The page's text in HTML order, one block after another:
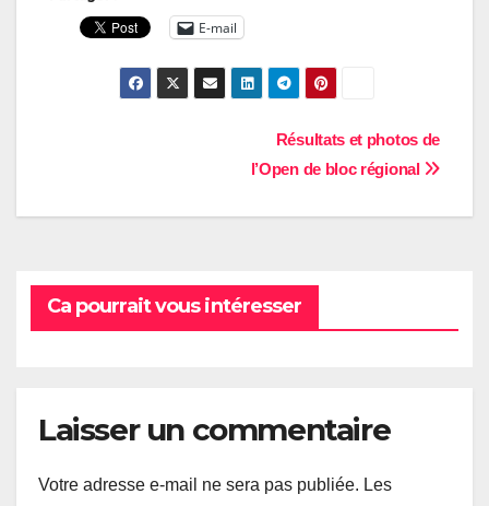
E-mail
Résultats et photos de
l’Open de bloc régional
Ca pourrait vous intéresser
Laisser un commentaire
Votre adresse e-mail ne sera pas publiée. Les